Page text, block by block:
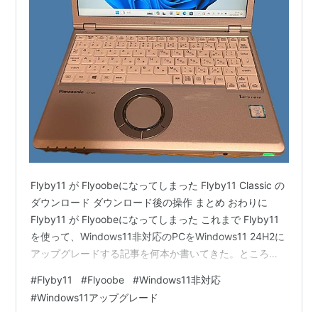
Flyby11 が Flyoobeになってしまった Flyby11 Classic の
ダウンロード ダウンロード後の操作 まとめ おわりに
Flyby11 が Flyoobeになってしまった これまで Flyby11
を使って、Windows11非対応のPCをWindows11 24H2に
アップグレードする記事を何本か書いてきた。ところ
と発音）に変わってしまっていた。 さっそく Flyoobeを
使ってみようと思ったんだが、インターフェイスや使い
#Flyby11 #Flyoobe #Windows11非対応
#Windows11アップグレード